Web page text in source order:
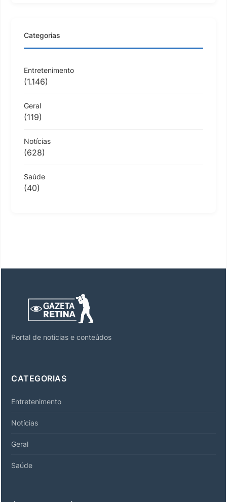
Categorias
Entretenimento
(1.146)
Geral
(119)
Notícias
(628)
Saúde
(40)
Portal de noticias e conteúdos
CATEGORIAS
Entretenimento
Notícias
Geral
Saúde